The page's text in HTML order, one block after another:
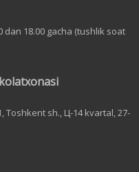
18.00 gacha (tushlik soat
Toshkent sh., Ц-14 kvartal, 27-